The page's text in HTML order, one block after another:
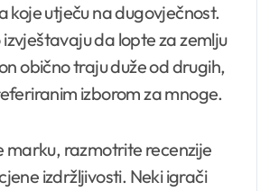
koje utječu na dugovječnost.
da lopte za zemlju
obično traju duže od drugih,
izborom za mnoge.
marku, razmotrite recenzije
izdržljivosti. Neki igrači